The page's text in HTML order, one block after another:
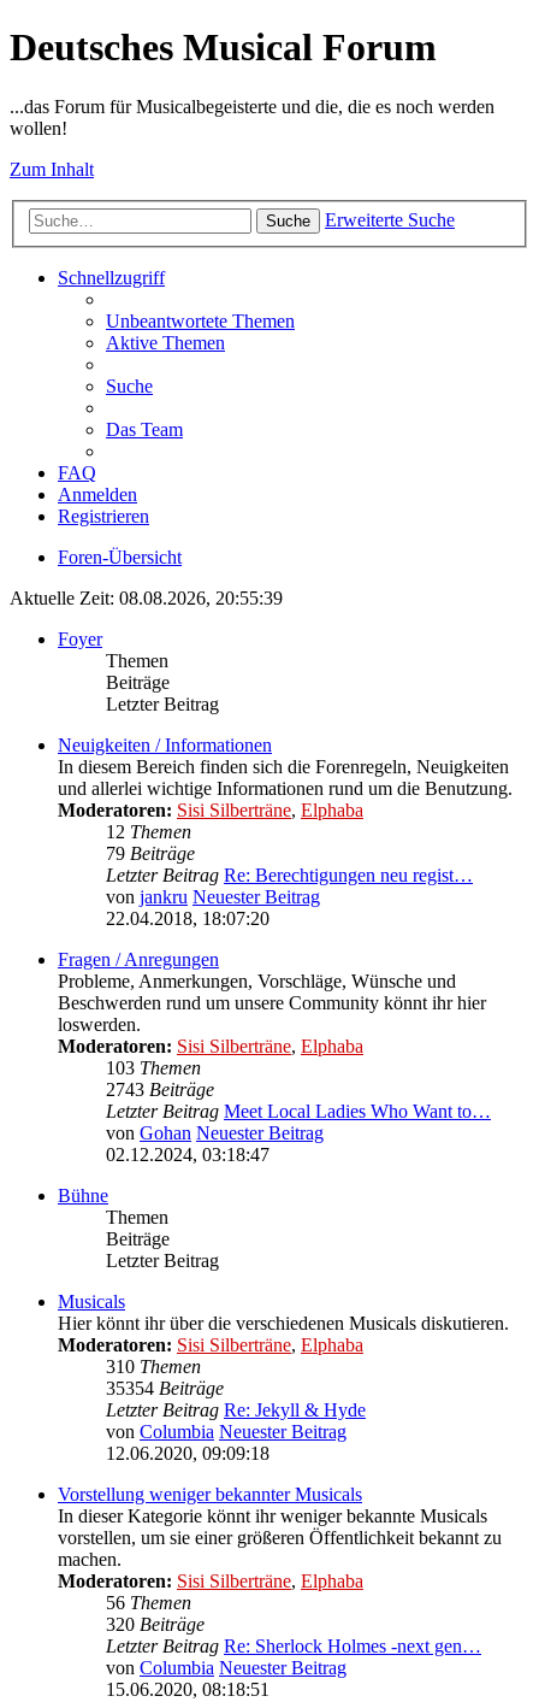
Deutsches Musical Forum
...das Forum für Musicalbegeisterte und die, die es noch werden
wollen!
Zum Inhalt
Suche Erweiterte Suche
Schnellzugriff
Unbeantwortete Themen
Aktive Themen
Suche
Das Team
FAQ
Anmelden
Registrieren
Foren-Übersicht
Aktuelle Zeit: 08.08.2026, 20:55:39
Foyer
Themen
Beiträge
Letzter Beitrag
Neuigkeiten / Informationen
In diesem Bereich finden sich die Forenregeln, Neuigkeiten
und allerlei wichtige Informationen rund um die Benutzung.
Moderatoren: Sisi Silberträne, Elphaba
12 Themen
79 Beiträge
Letzter Beitrag Re: Berechtigungen neu regist…
von jankru Neuester Beitrag
22.04.2018, 18:07:20
Fragen / Anregungen
Probleme, Anmerkungen, Vorschläge, Wünsche und
Beschwerden rund um unsere Community könnt ihr hier
loswerden.
Moderatoren: Sisi Silberträne, Elphaba
103 Themen
2743 Beiträge
Letzter Beitrag Meet Local Ladies Who Want to…
von Gohan Neuester Beitrag
02.12.2024, 03:18:47
Bühne
Themen
Beiträge
Letzter Beitrag
Musicals
Hier könnt ihr über die verschiedenen Musicals diskutieren.
Moderatoren: Sisi Silberträne, Elphaba
310 Themen
35354 Beiträge
Letzter Beitrag Re: Jekyll & Hyde
von Columbia Neuester Beitrag
12.06.2020, 09:09:18
Vorstellung weniger bekannter Musicals
In dieser Kategorie könnt ihr weniger bekannte Musicals
vorstellen, um sie einer größeren Öffentlichkeit bekannt zu
machen.
Moderatoren: Sisi Silberträne, Elphaba
56 Themen
320 Beiträge
Letzter Beitrag Re: Sherlock Holmes -next gen…
von Columbia Neuester Beitrag
15.06.2020, 08:18:51